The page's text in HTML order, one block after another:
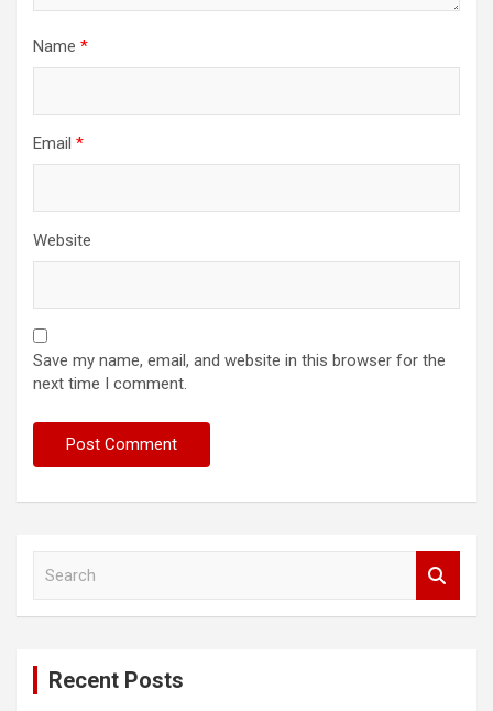
Name *
Email *
Website
Save my name, email, and website in this browser for the
next time I comment.
Recent Posts